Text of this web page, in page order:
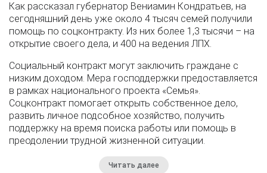
Как рассказал губернатор Вениамин Кондратьев, на
сегодняшний день уже около 4 тысяч семей получили
помощь по соцконтракту. Из них более 1,3 тысячи – на
открытие своего дела, и 400 на ведения ЛПХ.
Социальный контракт могут заключить граждане с
низким доходом. Мера господдержки предоставляется
в рамках национального проекта «Семья».
Соцконтракт помогает открыть собственное дело,
развить личное подсобное хозяйство, получить
поддержку на время поиска работы или помощь в
преодолении трудной жизненной ситуации.
Читать далее